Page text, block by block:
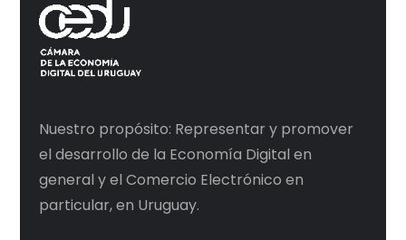
Nuestro propósito: Representar y promover
el desarrollo de la Economía Digital en
general y el Comercio Electrónico en
particular, en Uruguay.